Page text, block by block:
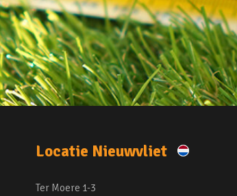
Locatie Nieuwvliet
Ter Moere 1-3